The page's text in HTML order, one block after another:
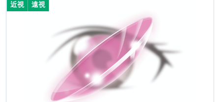
近視 遠視